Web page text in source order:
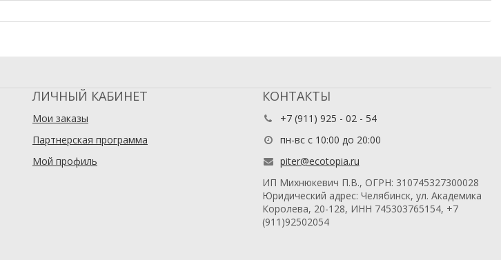
ЛИЧНЫЙ КАБИНЕТ
Мои заказы
Партнерская программа
Мой профиль
КОНТАКТЫ
+7 (911) 925 - 02 - 54
пн-вс с 10:00 до 20:00
piter@ecotopia.ru
ИП Михнюкевич П.В., ОГРН: 310745327300028
Юридический адрес: Челябинск, ул. Академика
Королева, 20-128, ИНН 745303765154, +7
(911)92502054